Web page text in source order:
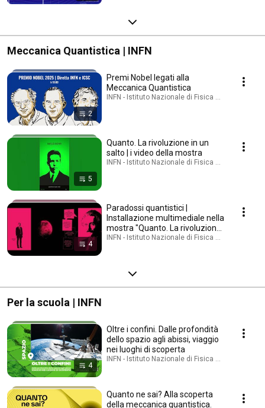
Meccanica Quantistica | INFN
2
Premi Nobel legati alla
Meccanica Quantistica
INFN - Istituto Nazionale di Fisica Nucleare ·
5
Quanto. La rivoluzione in un
salto | i video della mostra
INFN - Istituto Nazionale di Fisica Nucleare ·
4
Paradossi quantistici |
Installazione multimediale nella
mostra "Quanto. La rivoluzione
in un salto"
INFN - Istituto Nazionale di Fisica Nucleare ·
Per la scuola | INFN
4
Oltre i confini. Dalle profondità
dello spazio agli abissi, viaggio
nei luoghi di scoperta
INFN - Istituto Nazionale di Fisica Nucleare ·
Quanto ne sai? Alla scoperta
della meccanica quantistica.